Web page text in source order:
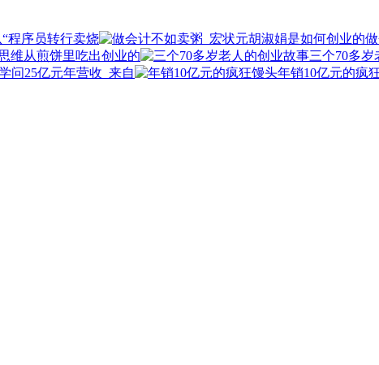
“程序员转行卖烧
从煎饼里吃出创业的
三个70多岁
25亿元年营收_来自
年销10亿元的疯